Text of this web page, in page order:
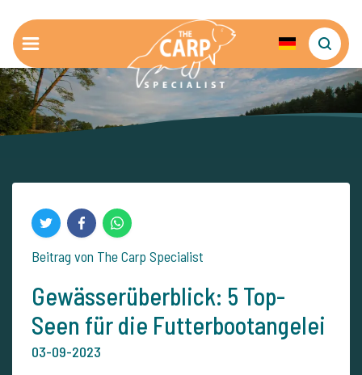
Beitrag von The Carp Specialist
Gewässerüberblick: 5 Top-
Seen für die Futterbootangelei
03-09-2023